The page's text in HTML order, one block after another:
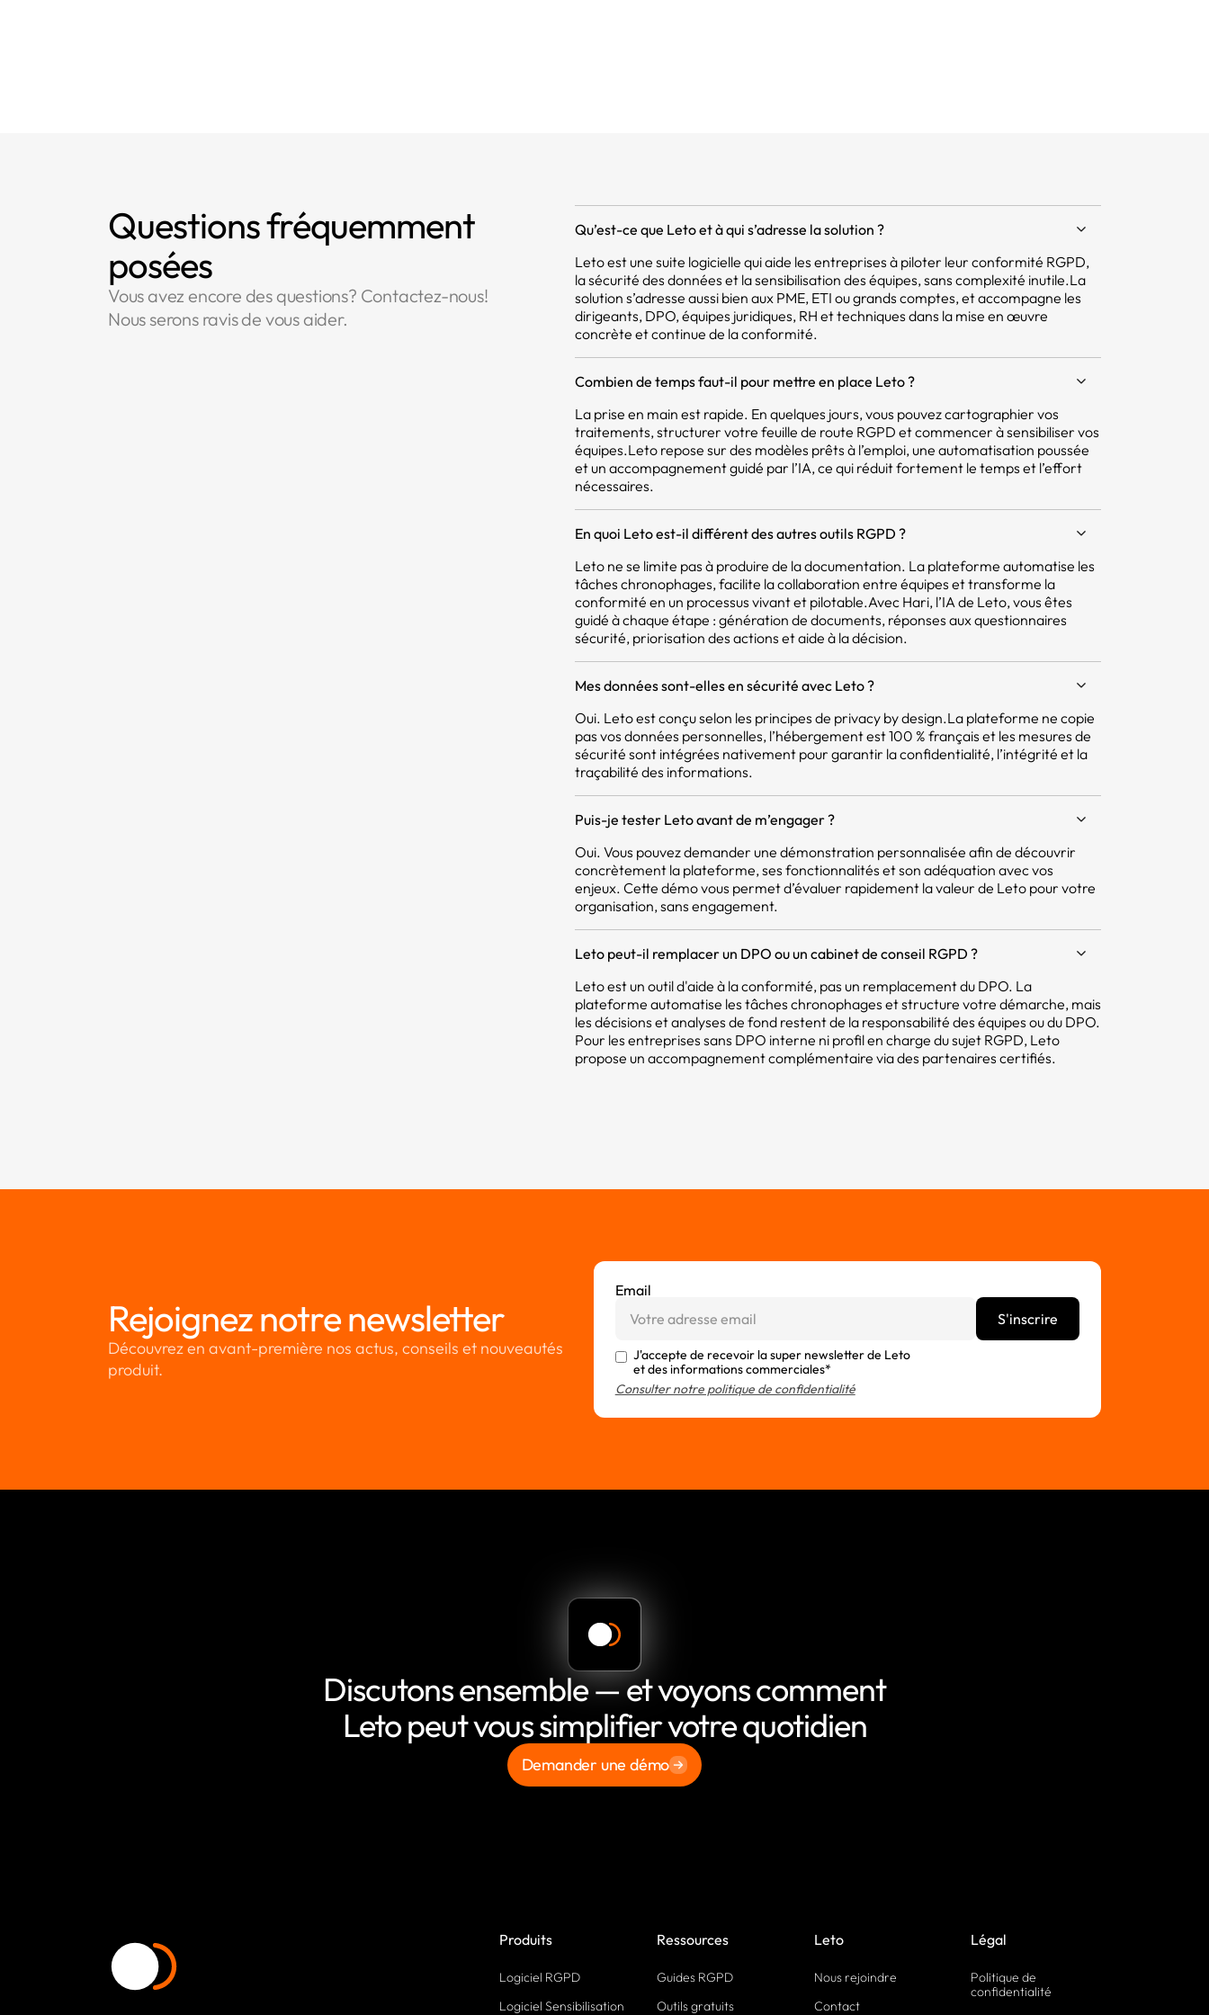
Questions fréquemment
posées
Vous avez encore des questions? Contactez-nous!
Nous serons ravis de vous aider.
Qu’est-ce que Leto et à qui s’adresse la solution ?
Leto est une suite logicielle qui aide les entreprises à piloter leur conformité RGPD,
la sécurité des données et la sensibilisation des équipes, sans complexité inutile.La
solution s’adresse aussi bien aux PME, ETI ou grands comptes, et accompagne les
dirigeants, DPO, équipes juridiques, RH et techniques dans la mise en œuvre
concrète et continue de la conformité.
Combien de temps faut-il pour mettre en place Leto ?
La prise en main est rapide. En quelques jours, vous pouvez cartographier vos
traitements, structurer votre feuille de route RGPD et commencer à sensibiliser vos
équipes.Leto repose sur des modèles prêts à l’emploi, une automatisation poussée
et un accompagnement guidé par l’IA, ce qui réduit fortement le temps et l’effort
nécessaires.
En quoi Leto est-il différent des autres outils RGPD ?
Leto ne se limite pas à produire de la documentation. La plateforme automatise les
tâches chronophages, facilite la collaboration entre équipes et transforme la
conformité en un processus vivant et pilotable.Avec Hari, l’IA de Leto, vous êtes
guidé à chaque étape : génération de documents, réponses aux questionnaires
sécurité, priorisation des actions et aide à la décision.
Mes données sont-elles en sécurité avec Leto ?
Oui. Leto est conçu selon les principes de privacy by design.La plateforme ne copie
pas vos données personnelles, l’hébergement est 100 % français et les mesures de
sécurité sont intégrées nativement pour garantir la confidentialité, l’intégrité et la
traçabilité des informations.
Puis-je tester Leto avant de m’engager ?
Oui. Vous pouvez demander une démonstration personnalisée afin de découvrir
concrètement la plateforme, ses fonctionnalités et son adéquation avec vos
enjeux. Cette démo vous permet d’évaluer rapidement la valeur de Leto pour votre
organisation, sans engagement.
Leto peut-il remplacer un DPO ou un cabinet de conseil RGPD ?
Leto est un outil d'aide à la conformité, pas un remplacement du DPO. La
plateforme automatise les tâches chronophages et structure votre démarche, mais
les décisions et analyses de fond restent de la responsabilité des équipes ou du DPO.
Pour les entreprises sans DPO interne ni profil en charge du sujet RGPD, Leto
propose un accompagnement complémentaire via des partenaires certifiés.
Rejoignez notre newsletter
Découvrez en avant-première nos actus, conseils et nouveautés
produit.
Email
J'accepte de recevoir la super newsletter de Leto
et des informations commerciales*
Consulter notre politique de confidentialité
Discutons ensemble — et voyons comment
Leto peut vous simplifier votre quotidien
Demander une démo
Produits
Logiciel RGPD
Logiciel Sensibilisation
Ressources
Guides RGPD
Outils gratuits
Leto
Nous rejoindre
Contact
Légal
Politique de
confidentialité